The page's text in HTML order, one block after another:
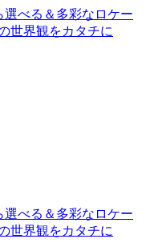
選べる＆多彩なロケー
世界観をカタチに
選べる＆多彩なロケー
世界観をカタチに